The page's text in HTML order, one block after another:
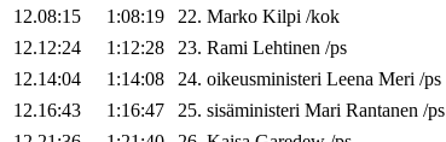
12.08:15
1:08:19 22. Marko Kilpi /kok
12.12:24
1:12:28 23. Rami Lehtinen /ps
12.14:04
1:14:08 24. oikeusministeri Leena Meri /ps
12.16:43
1:16:47 25. sisäministeri Mari Rantanen /ps